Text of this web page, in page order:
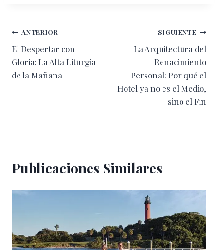
Navegación
de
entradas
ANTERIOR
El Despertar con
Gloria: La Alta Liturgia
de la Mañana
SIGUIENTE
La Arquitectura del
Renacimiento
Personal: Por qué el
Hotel ya no es el Medio,
sino el Fin
Publicaciones Similares